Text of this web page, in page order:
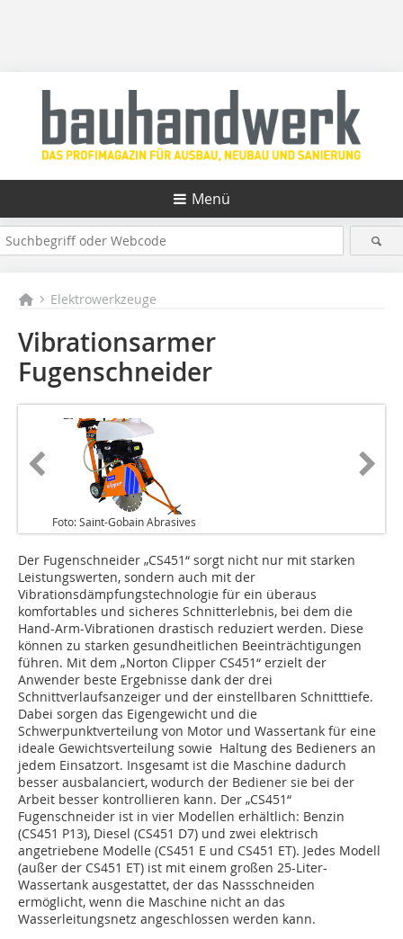
Menü
Elektrowerkzeuge
Vibrationsarmer
Fugenschneider
Foto: Saint-Gobain Abrasives
Der Fugenschneider „CS451“ sorgt nicht nur mit starken
Leistungswerten, sondern auch mit der
Vibrationsdämpfungstechnologie für ein überaus
komfortables und sicheres Schnitterlebnis, bei dem die
Hand-Arm-Vibrationen drastisch reduziert werden. Diese
können zu starken gesundheitlichen Beeinträchtigungen
führen. Mit dem „Norton Clipper CS451“ erzielt der
Anwender beste Ergebnisse dank der drei
Schnittverlaufsanzeiger und der einstellbaren Schnitttiefe.
Dabei sorgen das Eigengewicht und die
Schwerpunktverteilung von Motor und Wassertank für eine
ideale Gewichtsverteilung sowie Haltung des Bedieners an
jedem Einsatzort. Insgesamt ist die Maschine dadurch
besser ausbalanciert, wodurch der Bediener sie bei der
Arbeit besser kontrollieren kann. Der „CS451“
Fugenschneider ist in vier Modellen erhältlich: Benzin
(CS451 P13), Diesel (CS451 D7) und zwei elektrisch
angetriebene Modelle (CS451 E und CS451 ET). Jedes Modell
(außer der CS451 ET) ist mit einem großen 25-Liter-
Wassertank ausgestattet, der das Nassschneiden
ermöglicht, wenn die Maschine nicht an das
Wasserleitungsnetz angeschlossen werden kann.